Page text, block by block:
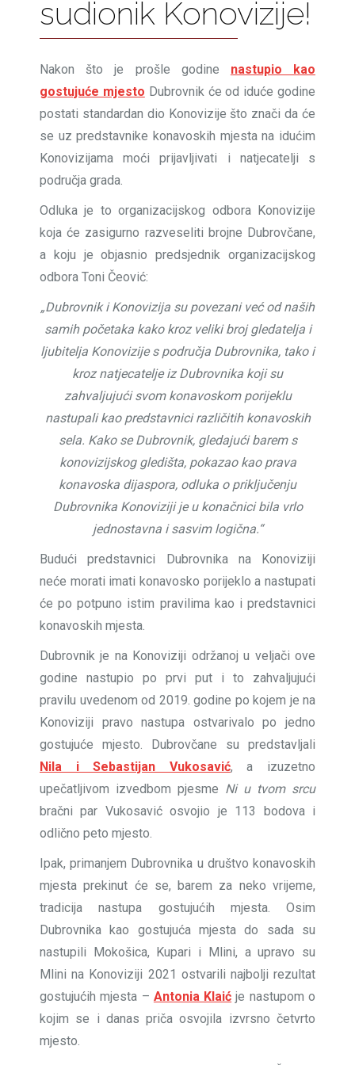
sudionik Konovizije!
Nakon što je prošle godine nastupio kao
gostujuće mjesto Dubrovnik će od iduće godine
postati standardan dio Konovizije što znači da će
se uz predstavnike konavoskih mjesta na idućim
Konovizijama moći prijavljivati i natjecatelji s
područja grada.
Odluka je to organizacijskog odbora Konovizije
koja će zasigurno razveseliti brojne Dubrovčane,
a koju je objasnio predsjednik organizacijskog
odbora Toni Čeović:
„Dubrovnik i Konovizija su povezani već od naših
samih početaka kako kroz veliki broj gledatelja i
ljubitelja Konovizije s područja Dubrovnika, tako i
kroz natjecatelje iz Dubrovnika koji su
zahvaljujući svom konavoskom porijeklu
nastupali kao predstavnici različitih konavoskih
sela. Kako se Dubrovnik, gledajući barem s
konovizijskog gledišta, pokazao kao prava
konavoska dijaspora, odluka o priključenju
Dubrovnika Konoviziji je u konačnici bila vrlo
jednostavna i sasvim logična.“
Budući predstavnici Dubrovnika na Konoviziji
neće morati imati konavosko porijeklo a nastupati
će po potpuno istim pravilima kao i predstavnici
konavoskih mjesta.
Dubrovnik je na Konoviziji održanoj u veljači ove
godine nastupio po prvi put i to zahvaljujući
pravilu uvedenom od 2019. godine po kojem je na
Konoviziji pravo nastupa ostvarivalo po jedno
gostujuće mjesto. Dubrovčane su predstavljali
Nila i Sebastijan Vukosavić, a izuzetno
upečatljivom izvedbom pjesme Ni u tvom srcu
bračni par Vukosavić osvojio je 113 bodova i
odlično peto mjesto.
Ipak, primanjem Dubrovnika u društvo konavoskih
mjesta prekinut će se, barem za neko vrijeme,
tradicija nastupa gostujućih mjesta. Osim
Dubrovnika kao gostujuća mjesta do sada su
nastupili Mokošica, Kupari i Mlini, a upravo su
Mlini na Konoviziji 2021 ostvarili najbolji rezultat
gostujućih mjesta – Antonia Klaić je nastupom o
kojim se i danas priča osvojila izvrsno četvrto
mjesto.